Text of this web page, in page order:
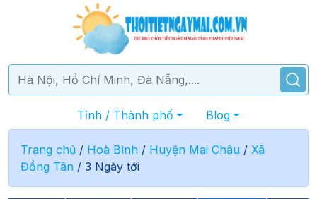
Tỉnh / Thành phố Blog
Trang chủ / Hoà Bình / Huyện Mai Châu / Xã
Đồng Tân / 3 Ngày tới